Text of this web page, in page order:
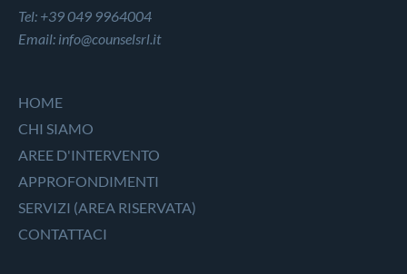
Tel: +39 049 9964004
Email: info@counselsrl.it
HOME
CHI SIAMO
AREE D'INTERVENTO
APPROFONDIMENTI
SERVIZI (AREA RISERVATA)
CONTATTACI